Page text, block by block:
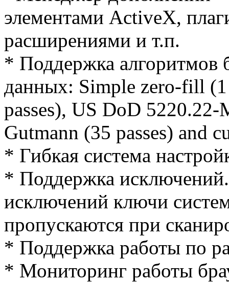
элементами ActiveX,
расширениями и т.п.
* Поддержка алгоритмов
данных: Simple zero-fill
passes), US DoD 5220.22-
Gutmann (35 passes) and
* Гибкая система
* Поддержка
исключений ключи
пропускаются при
* Поддержка работы по
* Мониторинг работы